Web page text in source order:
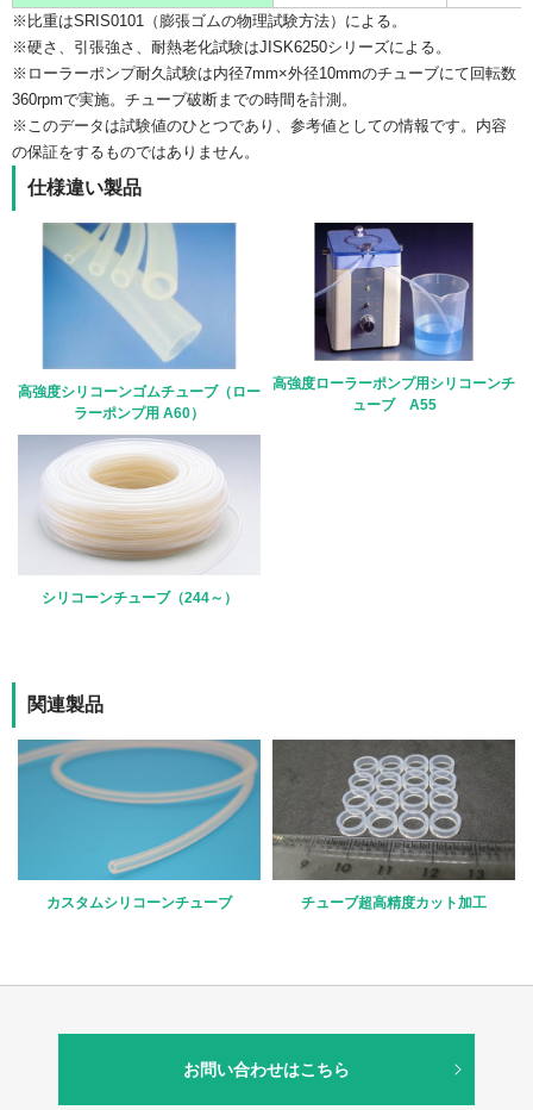
※比重はSRIS0101（膨張ゴムの物理試験方法）による。
※硬さ、引張強さ、耐熱老化試験はJISK6250シリーズによる。
※ローラーポンプ耐久試験は内径7mm×外径10mmのチューブにて回転数
360rpmで実施。チューブ破断までの時間を計測。
※このデータは試験値のひとつであり、参考値としての情報です。内容
の保証をするものではありません。
仕様違い製品
高強度シリコーンゴムチューブ（ロー
ラーポンプ用 A60）
高強度ローラーポンプ用シリコーンチ
ューブ A55
シリコーンチューブ（244～）
関連製品
カスタムシリコーンチューブ チューブ超高精度カット加工
お問い合わせはこちら